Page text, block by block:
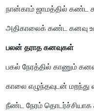
நான்காம் ஜாமத்தில் கண்ட
அதிகாலைக் கண்ட கனவு
பலன் தராத கனவுகள்
பகல் நேரத்தில் காணும்
காலை எழுந்தவுடன் மறந்து
நீண்ட நேரம்